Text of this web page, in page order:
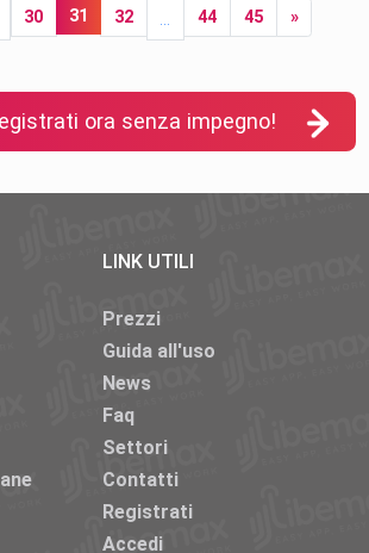
30
ora senza impegno!
LINK UTILI
Prezzi
Guida all'uso
News
Faq
Settori
Contatti
Registrati
Accedi